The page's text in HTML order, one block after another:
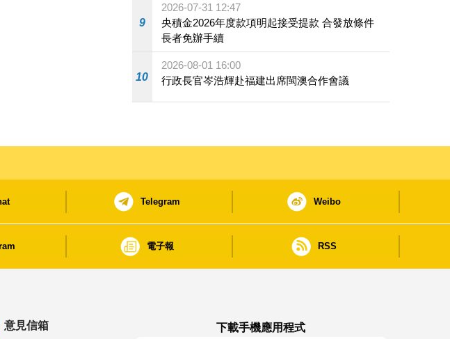
9
2026-07-31 12:47
央積金2026年度款項明起接受提款 合發放條件
長者免辦手續
10
2026-08-01 16:00
行政長官岑浩輝赴福建出席閩澳合作會議
Telegram Weibo
電子報 RSS
意見信箱
下載手機應用程式